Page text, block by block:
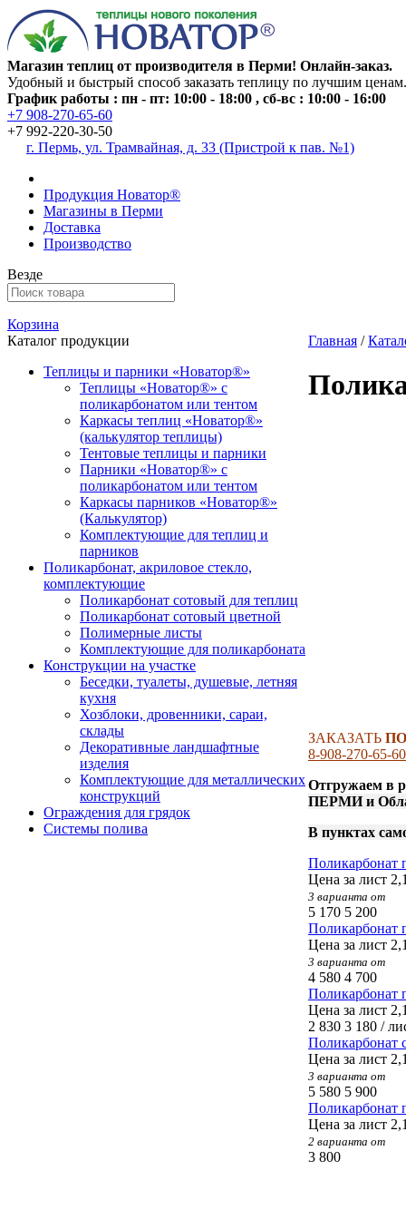
Магазин теплиц от производителя в Перми! Онлайн-заказ.
Удобный и быстрый способ заказать теплицу по лучшим ценам.
График работы : пн - пт: 10:00 - 18:00 , сб-вс : 10:00 - 16:00
+7 908-270-65-60
+7 992-220-30-50
г. Пермь, ул. Трамвайная, д. 33 (Пристрой к пав. №1)
Продукция Новатор®
Магазины в Перми
Доставка
Производство
Везде
Корзина
Каталог продукции
Теплицы и парники «Новатор®»
Теплицы «Новатор®» с
поликарбонатом или тентом
Каркасы теплиц «Новатор®»
(калькулятор теплицы)
Тентовые теплицы и парники
Парники «Новатор®» с
поликарбонатом или тентом
Каркасы парников «Новатор®»
(Калькулятор)
Комплектующие для теплиц и
парников
Поликарбонат, акриловое стекло,
комплектующие
Поликарбонат сотовый для теплиц
Поликарбонат сотовый цветной
Полимерные листы
Комплектующие для поликарбоната
Конструкции на участке
Беседки, туалеты, душевые, летняя
кухня
Хозблоки, дровенники, сараи,
склады
Декоративные ландшафтные
изделия
Комплектующие для металлических
конструкций
Ограждения для грядок
Системы полива
Главная /
ЗАКАЗАТЬ
8-908-270-65-60
Отгружаем в
ПЕРМИ и
В пунктах
Поликарбонат
Цена за лист
3 варианта от
5 170 5 200
Поликарбонат
Цена за лист
3 варианта от
4 580 4 700
Поликарбонат
Цена за лист
2 830 3 180 /
Поликарбонат
Цена за лист
3 варианта от
5 580 5 900
Поликарбонат
Цена за лист
2 варианта от
3 800